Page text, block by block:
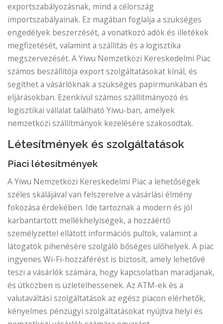
exportszabályozásnak, mind a célország
importszabályainak. Ez magában foglalja a szükséges
engedélyek beszerzését, a vonatkozó adók és illetékek
megfizetését, valamint a szállítás és a logisztika
megszervezését. A Yiwu Nemzetközi Kereskedelmi Piac
számos beszállítója export szolgáltatásokat kínál, és
segíthet a vásárlóknak a szükséges papírmunkában és
eljárásokban. Ezenkívül számos szállítmányozó és
logisztikai vállalat található Yiwu-ban, amelyek
nemzetközi szállítmányok kezelésére szakosodtak.
Létesítmények és szolgáltatások
Piaci létesítmények
A Yiwu Nemzetközi Kereskedelmi Piac a lehetőségek
széles skálájával van felszerelve a vásárlási élmény
fokozása érdekében. Ide tartoznak a modern és jól
karbantartott mellékhelyiségek, a hozzáértő
személyzettel ellátott információs pultok, valamint a
látogatók pihenésére szolgáló bőséges ülőhelyek. A piac
ingyenes Wi-Fi-hozzáférést is biztosít, amely lehetővé
teszi a vásárlók számára, hogy kapcsolatban maradjanak,
és útközben is üzletelhessenek. Az ATM-ek és a
valutaváltási szolgáltatások az egész piacon elérhetők,
kényelmes pénzügyi szolgáltatásokat nyújtva helyi és